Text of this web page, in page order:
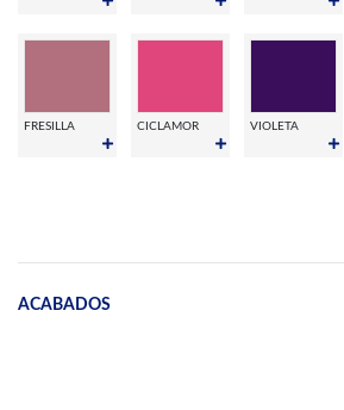
FRESILLA CICLAMOR VIOLETA
ACABADOS